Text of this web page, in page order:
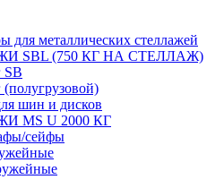
для металлических стеллажей
SBL (750 КГ НА СТЕЛЛАЖ)
SB
(полугрузовой)
шин и дисков
MS U 2000 КГ
сейфы